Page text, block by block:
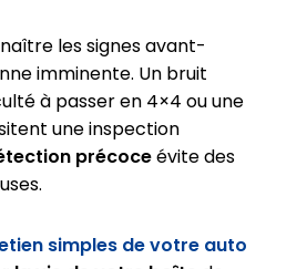
les signes avant-
imminente. Un bruit
à passer en 4×4 ou une
une inspection
précoceévite des
simples de votre auto